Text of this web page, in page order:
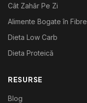
Cât Zahăr Pe Zi
Alimente Bogate în Fibre
Dieta Low Carb
Dieta Proteică
RESURSE
Blog